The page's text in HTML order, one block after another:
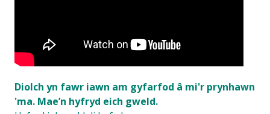
Diolch yn fawr iawn am gyfarfod â mi'r prynhawn
'ma. Mae’n hyfryd eich gweld.